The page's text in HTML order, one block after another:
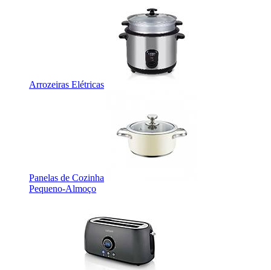
Arrozeiras Elétricas
Panelas de Cozinha
Pequeno-Almoço